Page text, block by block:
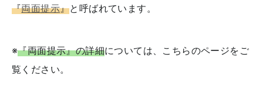
『両面提示』と呼ばれています。
※『両面提示』の詳細については、こちらのページをご
覧ください。